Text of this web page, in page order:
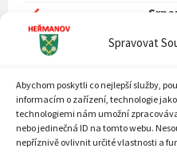
Spravovat
Abychom poskytli co nejlepší služby,
informacím o zařízení, technologie
technologiemi nám umožní
nebo jedinečná ID na tomto webu.
nepříznivě ovlivnit určité vlastnosti a
Previous
Month
MON TUE WED
Skip
days
3
4 5
10
11 12
17
18 19